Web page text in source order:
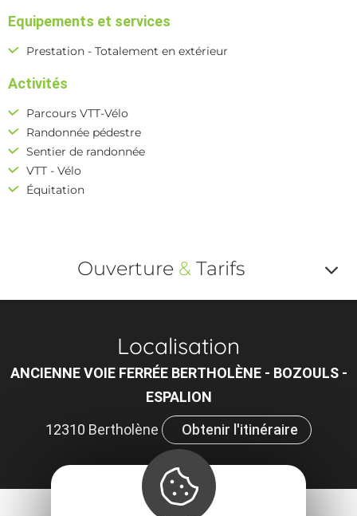
Equipements et services
Prestation - Totalement en extérieur
Activités
Parcours VTT-Vélo
Randonnée pédestre
Sentier de randonnée
VTT - Vélo
Équitation
Ouverture & Tarifs
Localisation
ANCIENNE VOIE FERRÉE BERTHOLÈNE - BOZOULS -
ESPALION
12310 Bertholène
Obtenir l'itinéraire